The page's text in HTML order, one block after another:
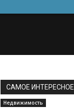
САМОЕ ИНТЕРЕСНОЕ
Недвижимость